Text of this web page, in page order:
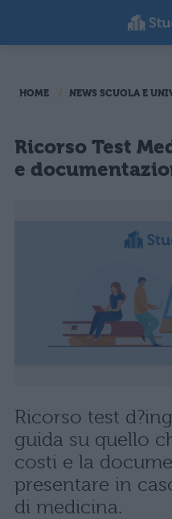
HOME NEWS SCUOLA E
Ricorso Test
e
Ricorso test
guida su quello
costi e la
presentare in
di medicina.